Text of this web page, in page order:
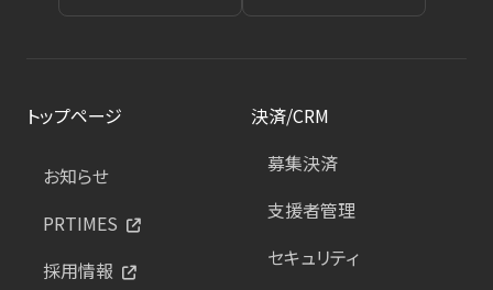
トップページ
お知らせ
PRTIMES
採用情報
決済/CRM
募集決済
支援者管理
セキュリティ